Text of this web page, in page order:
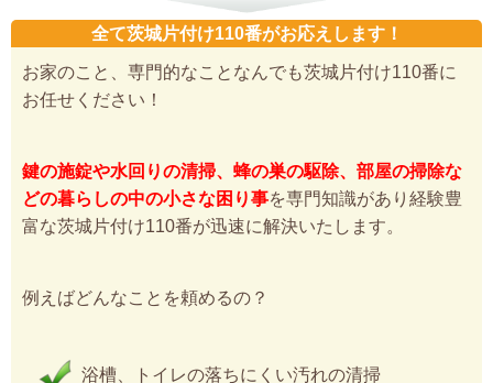
全て茨城片付け110番がお応えします！
お家のこと、専門的なことなんでも茨城片付け110番に
お任せください！
鍵の施錠や水回りの清掃、蜂の巣の駆除、部屋の掃除な
どの暮らしの中の小さな困り事を専門知識があり経験豊
富な茨城片付け110番が迅速に解決いたします。
例えばどんなことを頼めるの？
浴槽、トイレの落ちにくい汚れの清掃